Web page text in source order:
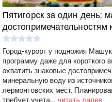
Пятигорск за один день:
достопримечательностям
Город-курорт у подножия
программу даже для короткого
охватить знаковые
минеральную воду из
лермонтовских мест.
требует учета... читать далее